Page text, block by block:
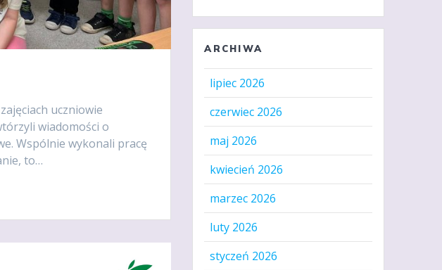
uczniowie
wiadomości o
Wspólnie wykonali pracę
to…
ARCHIWA
lipiec 2026
czerwiec 2026
maj 2026
kwiecień 2026
marzec 2026
luty 2026
styczeń 2026